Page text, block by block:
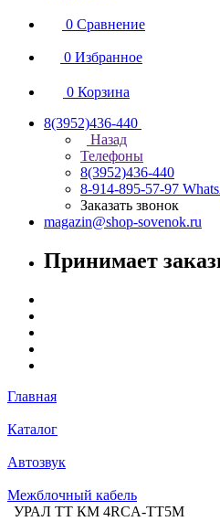
0 Сравнение
0 Избранное
0 Корзина
8(3952)436-440
Назад
Телефоны
8(3952)436-440
8-914-895-57-97
Заказать звонок
magazin@shop-sovenok.ru
Принимает
Главная
Каталог
Автозвук
Межблочный кабель
УРАЛ ТТ КМ 4RCA-ТТ5М